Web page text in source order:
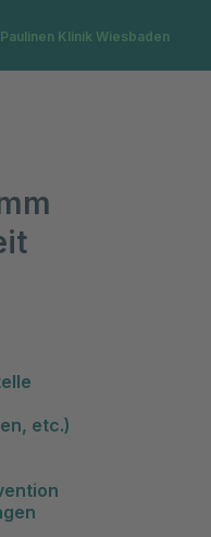
Klinik Wiesbaden
etc.)